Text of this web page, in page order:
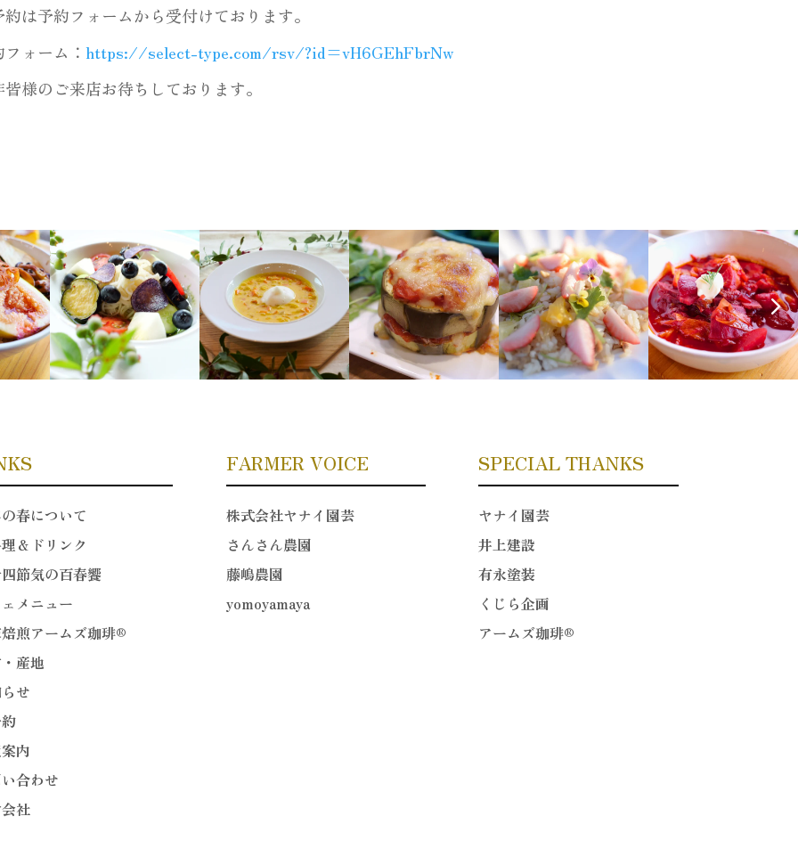
は予約フォームから受付けております。
ォーム： https://select-type.com/rsv/?id=vH6GEhFbrNw
様のご来店お待ちしております。
春について
＆ドリンク
節気の百春饗
メニュー
煎アームズ珈琲®
産地
せ
内
合わせ
社
FARMER VOICE
株式会社ヤナイ園芸
さんさん農園
藤嶋農園
yomoyamaya
SPECIAL THANKS
ヤナイ園芸
井上建設
有永塗装
くじら企画
アームズ珈琲®